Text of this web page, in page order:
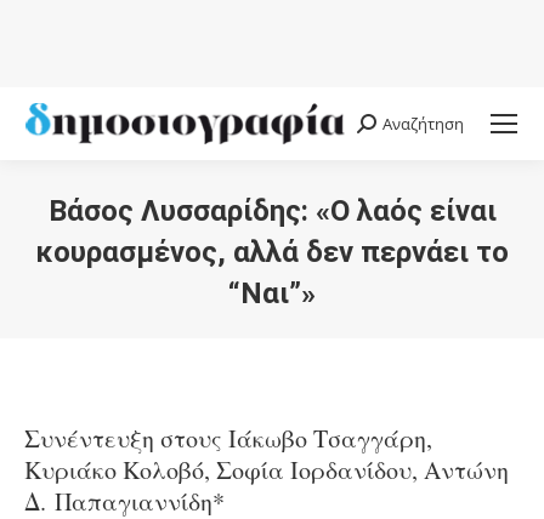
Search:
Αναζήτηση
Βάσος Λυσσαρίδης: «Ο λαός είναι
κουρασμένος, αλλά δεν περνάει το
“Ναι”»
Συνέντευξη στους Ιάκωβο Τσαγγάρη,
Κυριάκο Κολοβό, Σοφία Ιορδανίδου, Αντώνη
Δ. Παπαγιαννίδη*